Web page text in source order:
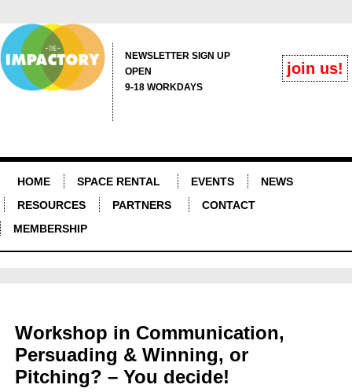
join us!
NEWSLETTER SIGN UP
OPEN
9-18 WORKDAYS
HOME SPACE RENTAL EVENTS
NEWS
RESOURCES
PARTNERS
CONTACT
MEMBERSHIP
Workshop in Communication,
Persuading & Winning, or
Pitching? – You decide!